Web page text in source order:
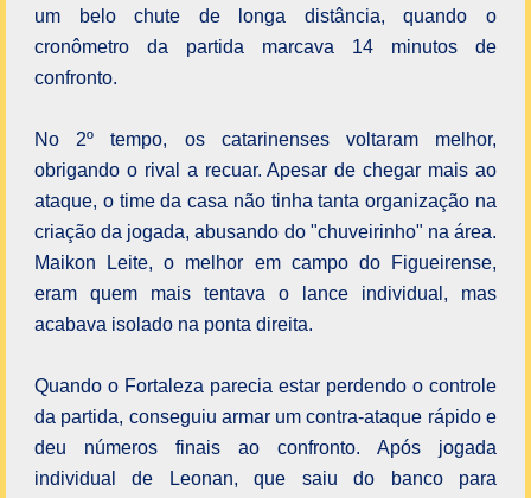
um belo chute de longa distância, quando o
cronômetro da partida marcava 14 minutos de
confronto.
No 2º tempo, os catarinenses voltaram melhor,
obrigando o rival a recuar. Apesar de chegar mais ao
ataque, o time da casa não tinha tanta organização na
criação da jogada, abusando do "chuveirinho" na área.
Maikon Leite, o melhor em campo do Figueirense,
eram quem mais tentava o lance individual, mas
acabava isolado na ponta direita.
Quando o Fortaleza parecia estar perdendo o controle
da partida, conseguiu armar um contra-ataque rápido e
deu números finais ao confronto. Após jogada
individual de Leonan, que saiu do banco para